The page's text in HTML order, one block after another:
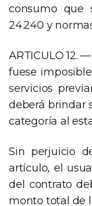
consumo que
24.240 y
ARTICULO 12.
fuese
servicios
deberá brindar
categoría al
Sin perjuicio
artículo, el
del contrato
monto total de